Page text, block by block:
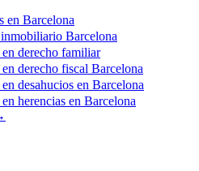
en Barcelona
Barcelona
derecho familiar
derecho fiscal Barcelona
desahucios en Barcelona
herencias en Barcelona